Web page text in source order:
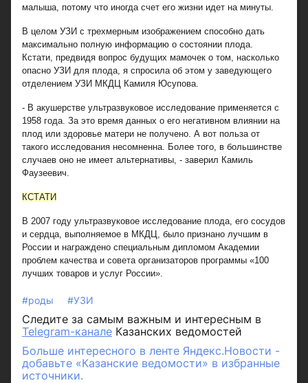
малыша, потому что иногда счет его жизни идет на минуты.
В целом УЗИ с трехмерным изображением способно дать
максимально полную информацию о состоянии плода.
Кстати, предвидя вопрос будущих мамочек о том, насколько
опасно УЗИ для плода, я спросила об этом у заведующего
отделением УЗИ МКДЦ Камиля Юсупова.
- В акушерстве ультразвуковое исследование применяется с
1958 года. За это время данных о его негативном влиянии на
плод или здоровье матери не получено. А вот польза от
такого исследования несомненна. Более того, в большинстве
случаев оно не имеет альтернативы, - заверил Камиль
Фаузеевич.
КСТАТИ
В 2007 году ультразвуковое исследование плода, его сосудов
и сердца, выполняемое в МКДЦ, было признано лучшим в
России и награждено специальным дипломом Академии
проблем качества и совета организаторов программы «100
лучших товаров и услуг России».
#роды #УЗИ
Следите за самым важным и интересным в
Telegram-канале Казанских ведомостей
Больше интересного в ленте Яндекс.Новости -
добавьте «Казанские ведомости» в избранные
источники.